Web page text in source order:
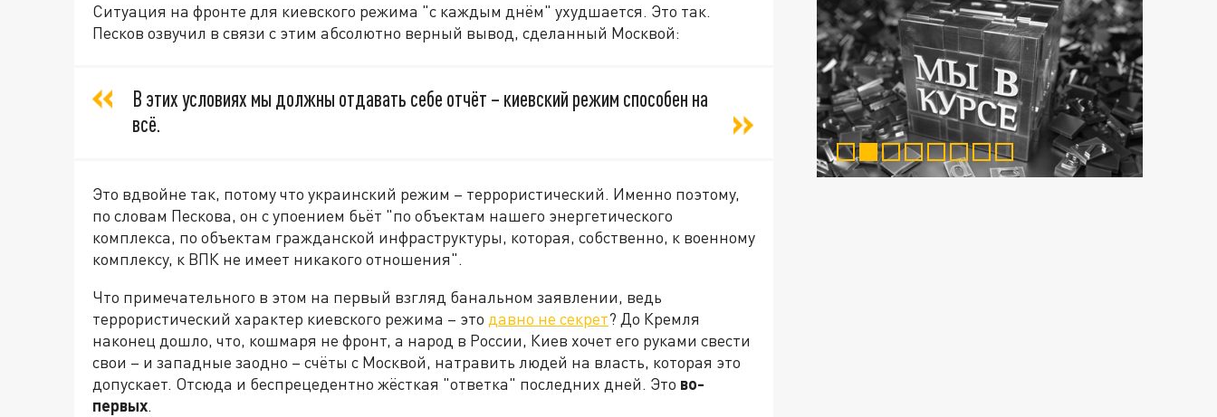
Ситуация на фронте для киевского режима "с каждым днём" ухудшается. Это так.
Песков озвучил в связи с этим абсолютно верный вывод, сделанный Москвой:
В этих условиях мы должны отдавать себе отчёт – киевский режим способен на
всё.
Это вдвойне так, потому что украинский режим – террористический. Именно поэтому,
по словам Пескова, он с упоением бьёт "по объектам нашего энергетического
комплекса, по объектам гражданской инфраструктуры, которая, собственно, к военному
комплексу, к ВПК не имеет никакого отношения".
Что примечательного в этом на первый взгляд банальном заявлении, ведь
террористический характер киевского режима – это давно не секрет? До Кремля
наконец дошло, что, кошмаря не фронт, а народ в России, Киев хочет его руками свести
свои – и западные заодно – счёты с Москвой, натравить людей на власть, которая это
допускает. Отсюда и беспрецедентно жёсткая "ответка" последних дней. Это во-
первых.